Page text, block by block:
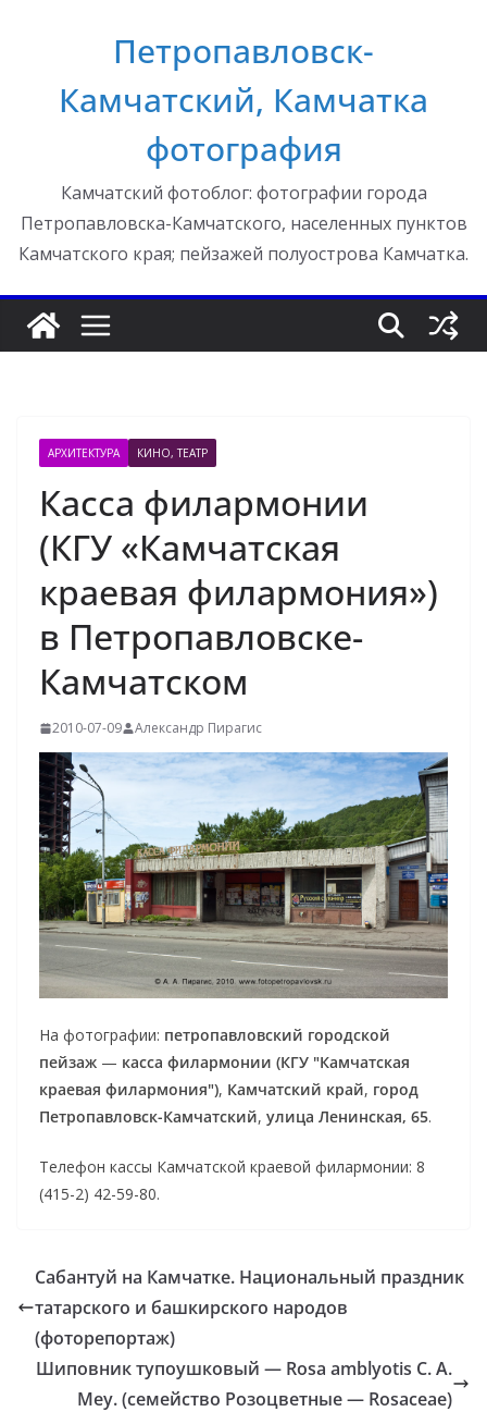
Петропавловск-
Камчатский, Камчатка
фотография
Камчатский фотоблог: фотографии города
Петропавловска-Камчатского, населенных пунктов
Камчатского края; пейзажей полуострова Камчатка.
АРХИТЕКТУРА КИНО, ТЕАТР
Касса филармонии
(КГУ «Камчатская
краевая филармония»)
в Петропавловске-
Камчатском
2010-07-09 Александр Пирагис
На фотографии: петропавловский городской
пейзаж — касса филармонии (КГУ "Камчатская
краевая филармония"), Камчатский край, город
Петропавловск-Камчатский, улица Ленинская, 65.
Телефон кассы Камчатской краевой филармонии: 8
(415-2) 42-59-80.
Сабантуй на Камчатке. Национальный праздник
татарского и башкирского народов
(фоторепортаж)
Шиповник тупоушковый — Rosa amblyotis C. A.
Mey. (семейство Розоцветные — Rosaceae)